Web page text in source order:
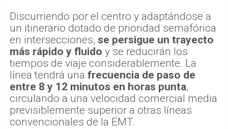
Discurriendo por el centro y adaptándose a
un itinerario dotado de prioridad semafórica
en intersecciones, se persigue un trayecto
más rápido y fluido y se reducirán los
tiempos de viaje considerablemente. La
línea tendrá una frecuencia de paso de
entre 8 y 12 minutos en horas punta,
circulando a una velocidad comercial media
previsiblemente superior a otras líneas
convencionales de la EMT.